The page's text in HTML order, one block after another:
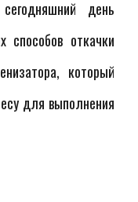
день
способов откачки
который
для выполнения